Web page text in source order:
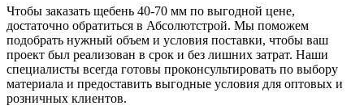
Чтобы заказать щебень 40-70 мм по выгодной цене,
достаточно обратиться в Абсолютстрой. Мы поможем
подобрать нужный объем и условия поставки, чтобы ваш
проект был реализован в срок и без лишних затрат. Наши
специалисты всегда готовы проконсультировать по выбору
материала и предоставить выгодные условия для оптовых и
розничных клиентов.